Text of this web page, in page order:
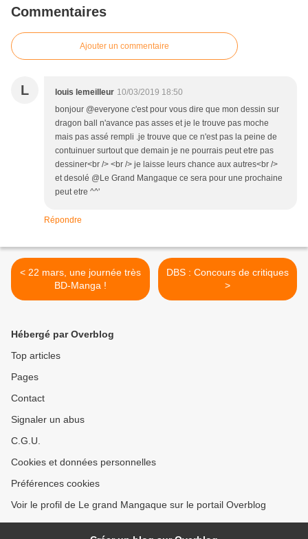
Commentaires
Ajouter un commentaire
L louis lemeilleur 10/03/2019 18:50
bonjour @everyone c'est pour vous dire que mon dessin sur
dragon ball n'avance pas asses et je le trouve pas moche
mais pas assé rempli .je trouve que ce n'est pas la peine de
contuinuer surtout que demain je ne pourrais peut etre pas
dessiner<br /> <br /> je laisse leurs chance aux autres<br />
et desolé @Le Grand Mangaque ce sera pour une prochaine
peut etre ^^'
Répondre
< 22 mars, une journée très
BD-Manga !
DBS : Concours de critiques
>
Hébergé par Overblog
Top articles
Pages
Contact
Signaler un abus
C.G.U.
Cookies et données personnelles
Préférences cookies
Voir le profil de Le grand Mangaque sur le portail Overblog